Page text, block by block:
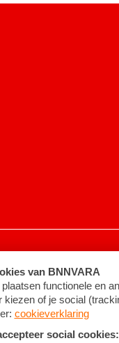
Algemene